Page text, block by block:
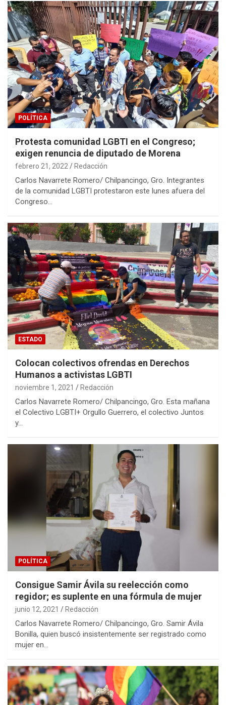
POLÍTICA
Protesta comunidad LGBTI en el Congreso;
exigen renuncia de diputado de Morena
febrero 21, 2022 Redacción
Carlos Navarrete Romero/ Chilpancingo, Gro. Integrantes
de la comunidad LGBTI protestaron este lunes afuera del
Congreso…
ESTADO
Colocan colectivos ofrendas en Derechos
Humanos a activistas LGBTI
noviembre 1, 2021 Redacción
Carlos Navarrete Romero/ Chilpancingo, Gro. Esta mañana
el Colectivo LGBTI+ Orgullo Guerrero, el colectivo Juntos
y…
POLÍTICA
Consigue Samir Ávila su reelección como
regidor; es suplente en una fórmula de mujer
junio 12, 2021 Redacción
Carlos Navarrete Romero/ Chilpancingo, Gro. Samir Ávila
Bonilla, quien buscó insistentemente ser registrado como
mujer en…